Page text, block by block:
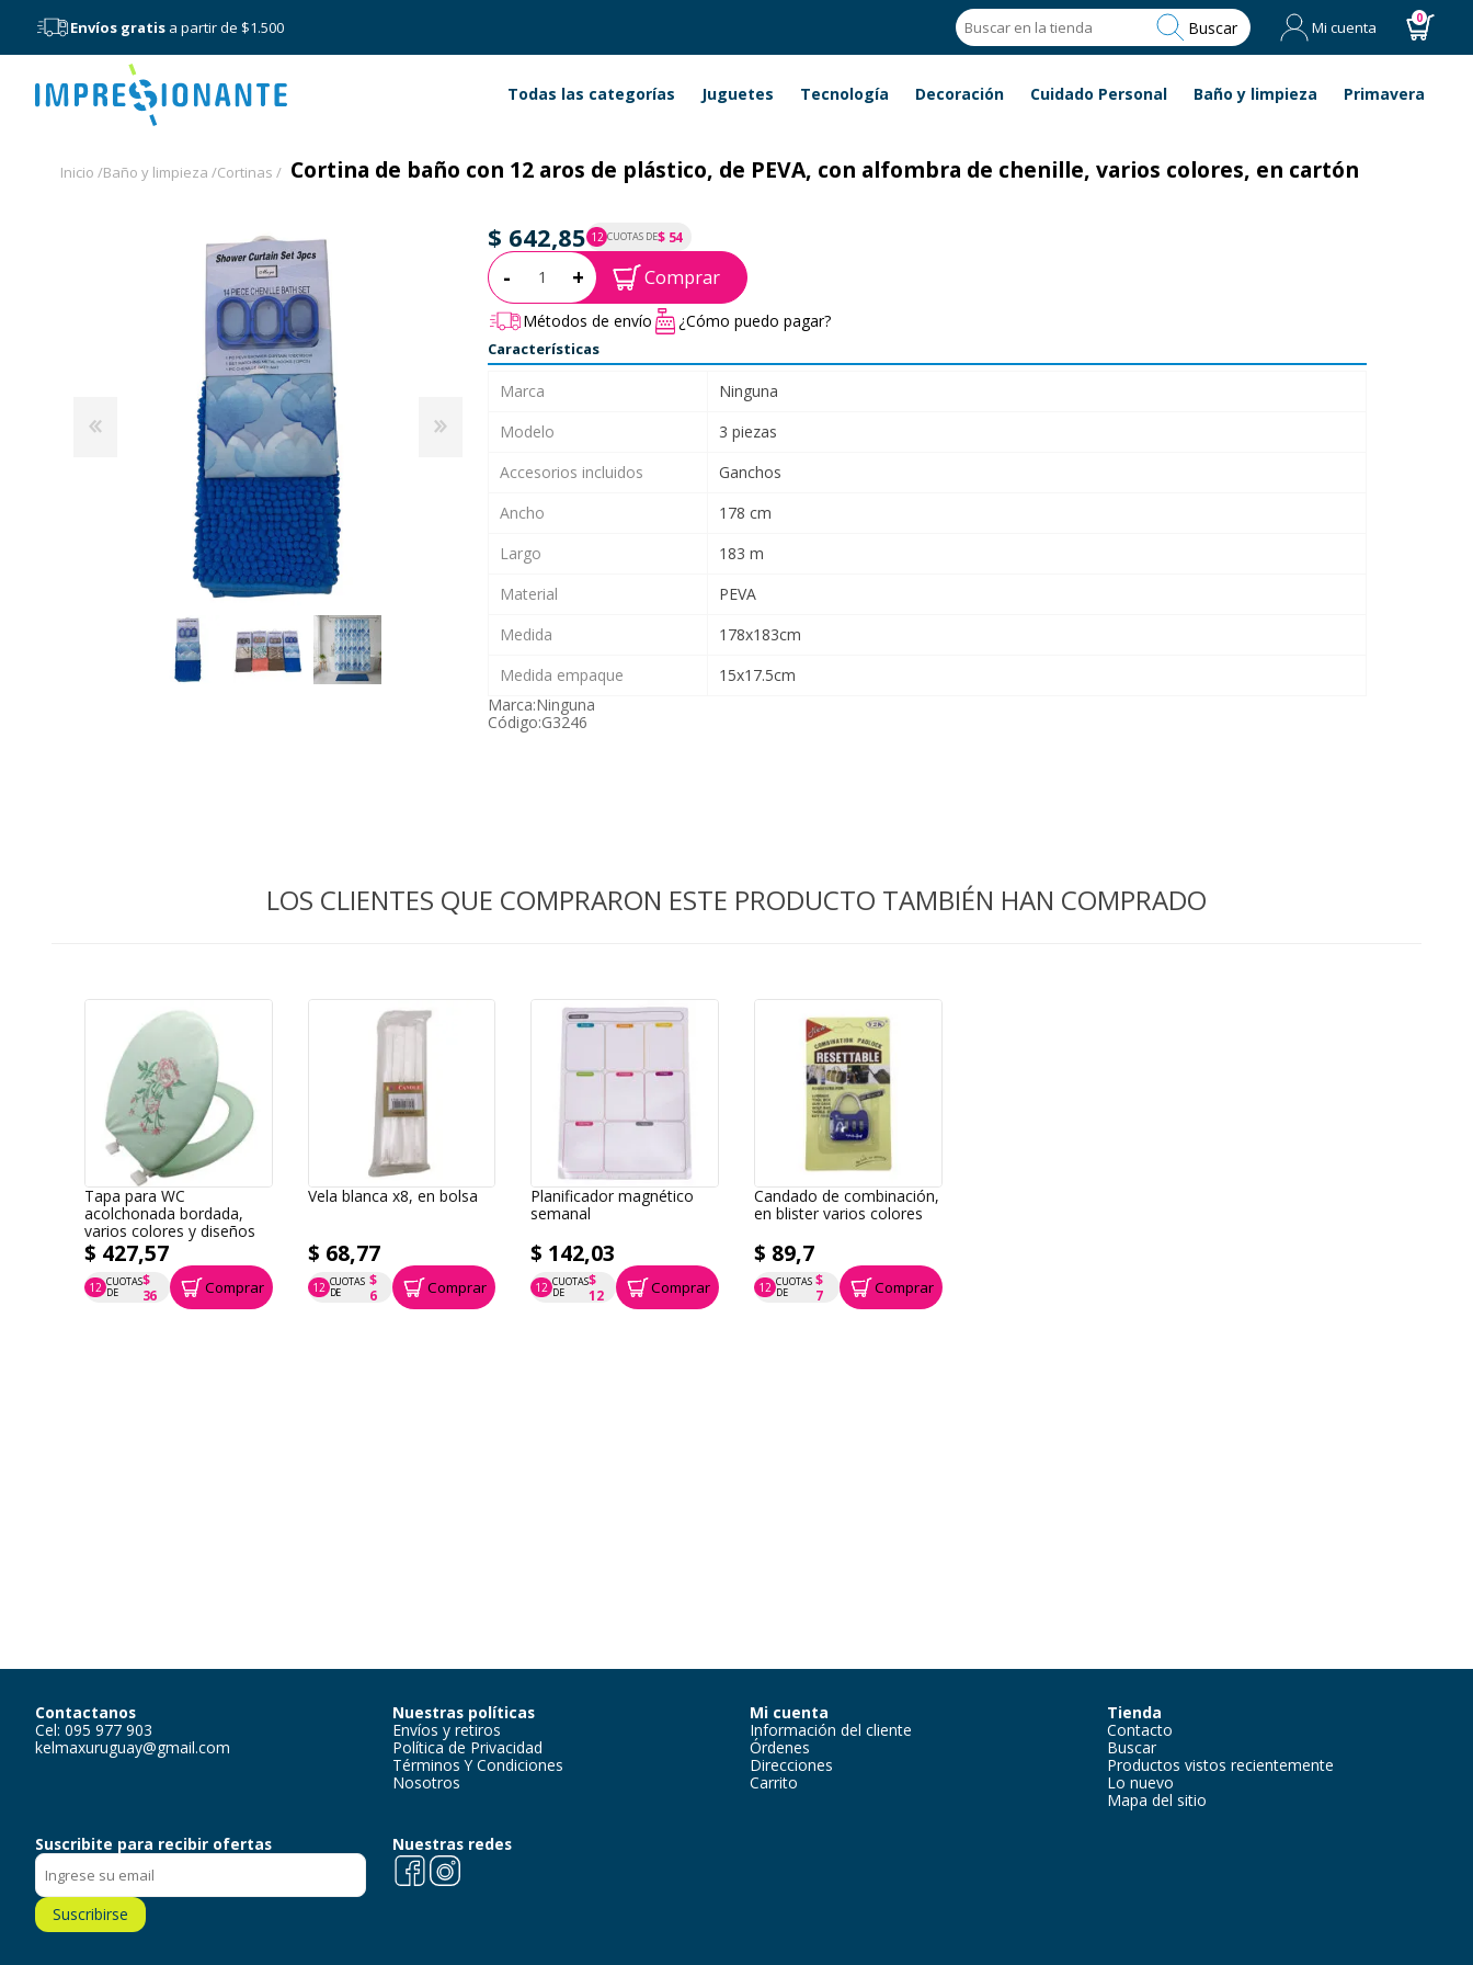
Envíos gratis a partir de $1.500 Buscar Mi cuenta 0
Menú Todas las categorías Juguetes Tecnología Decoración Cuidado Personal Baño y limpieza Primavera
Inicio /Baño y limpieza /Cortinas / Cortina de baño con 12 aros de plástico, de PEVA, con alfombra de chenille, varios colores, en cartón
$ 642,85 12 CUOTAS DE$ 54
P.T.F. $ 643
Cantidad:
- + Comprar
Métodos de envío ¿Cómo puedo pagar?
Características
Marca
Ninguna
Modelo
3 piezas
Accesorios incluidos
Ganchos
Ancho
178 cm
Largo
183 m
Material
PEVA
Medida
178x183cm
Medida empaque
15x17.5cm
Marca:Ninguna
Código:G3246
LOS CLIENTES QUE COMPRARON ESTE PRODUCTO TAMBIÉN HAN COMPRADO
Tapa para WC
acolchonada bordada,
varios colores y diseños
$ 427,57
12 CUOTAS
DE
$
36
P.T.F. $ 428 Comprar
Vela blanca x8, en bolsa
$ 68,77
12 CUOTAS
DE
$
6
P.T.F. $ 69 Comprar
Planificador magnético
semanal
$ 142,03
12 CUOTAS
DE
$
12
P.T.F. $ 142 Comprar
Candado de combinación,
en blister varios colores
$ 89,7
12 CUOTAS
DE
$
7
P.T.F. $ 90 Comprar
Contactanos
Cel: 095 977 903
kelmaxuruguay@gmail.com
Nuestras políticas
Envíos y retiros
Política de Privacidad
Términos Y Condiciones
Nosotros
Mi cuenta
Información del cliente
Órdenes
Direcciones
Carrito
Tienda
Contacto
Buscar
Productos vistos recientemente
Lo nuevo
Mapa del sitio
Suscribite para recibir ofertas
Suscribirse
Nuestras redes
FacebookInstagram